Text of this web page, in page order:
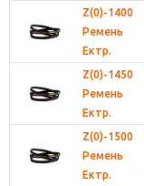
Z(0)-1400
Ремень
Ектр.
Z(0)-1450
Ремень
Ектр.
Z(0)-1500
Ремень
Ектр.